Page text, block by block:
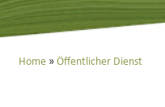
Home Öffentlicher Dienst